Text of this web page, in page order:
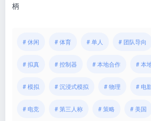
柄
# 休闲 # 体育 # 单人 # 团队导向
# 拟真 # 控制器 # 本地合作 # 本
# 模拟 # 沉浸式模拟 # 物理 # 电
# 电竞 # 第三人称 # 策略 # 美国